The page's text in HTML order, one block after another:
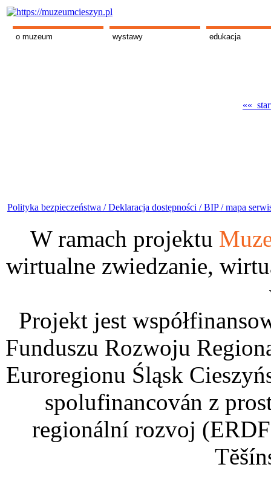
o muzeum wystawy edukacja
««
Polityka bezpieczeństwa /Deklaracja dostępności /BIP /mapa
W ramach projektu
wirtualne zwiedzanie,
Projekt jest
Funduszu Rozwoju
Euroregionu Śląsk
spolufinancován z
regionální rozvoj